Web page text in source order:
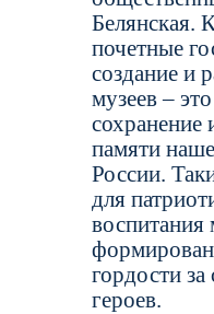
Белянская.
почетные
создание и
музеев –
сохранение
памяти
России.
для
гордости
героев.